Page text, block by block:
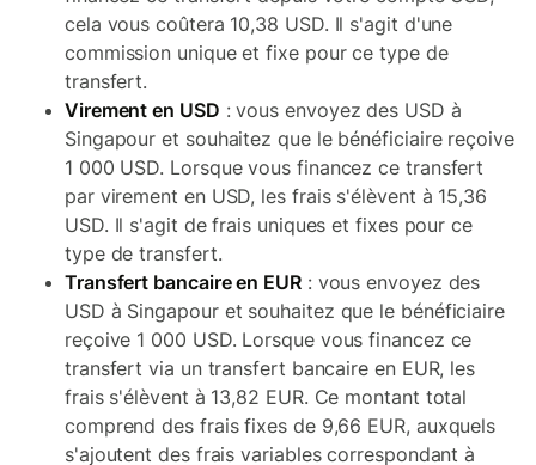
cela vous coûtera 10,38 USD. Il s'agit d'une
commission unique et fixe pour ce type de
transfert.
Virement en USD : vous envoyez des USD à
Singapour et souhaitez que le bénéficiaire reçoive
1 000 USD. Lorsque vous financez ce transfert
par virement en USD, les frais s'élèvent à 15,36
USD. Il s'agit de frais uniques et fixes pour ce
type de transfert.
Transfert bancaire en EUR: vous envoyez des
USD à Singapour et souhaitez que le bénéficiaire
reçoive 1 000 USD. Lorsque vous financez ce
transfert via un transfert bancaire en EUR, les
frais s'élèvent à 13,82 EUR. Ce montant total
comprend des frais fixes de 9,66 EUR, auxquels
s'ajoutent des frais variables correspondant à